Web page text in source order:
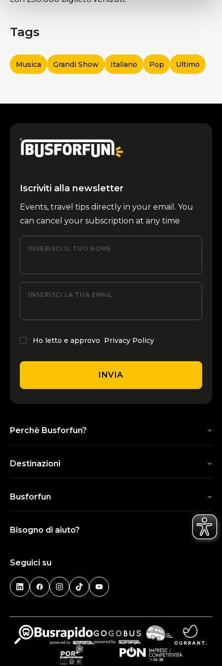
Tags
Musica Grandi Show Italiano Pop Ultimo
Iscriviti alla newsletter
Events, travel tips directly in your email. You
can cancel your subscription at any time
INSERISCI IL TUO NOME
INSERISCI LA TUA EMAIL
Ho letto e approvo Privacy Policy
INVIA
Perchè Busforfun?
Destinazioni
Busforfun
Bisogno di aiuto?
Seguici su